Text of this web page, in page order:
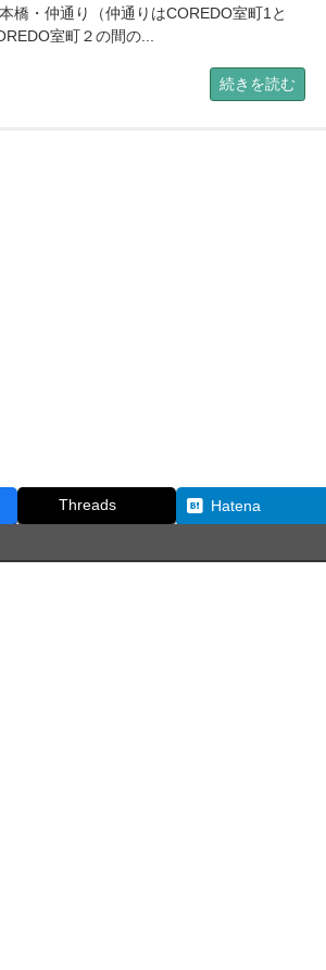
橋・仲通り（仲通りはCOREDO室町1と
室町２の間の...
続きを読む
Threads Hatena